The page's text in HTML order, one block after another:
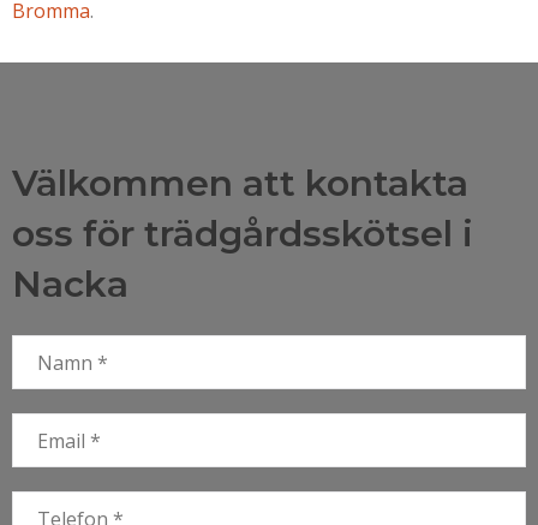
Bromma.
Välkommen att kontakta
oss för trädgårdsskötsel i
Nacka